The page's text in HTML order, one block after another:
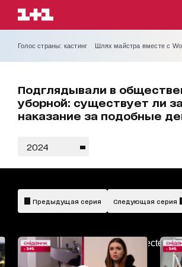
Голос страны: кастинг Шлях майстра вместе с
Подглядывали в
уборной: существует ли
наказание за подобные
2024
AdBlockDetected!
Предыдущая серия Следующая серия